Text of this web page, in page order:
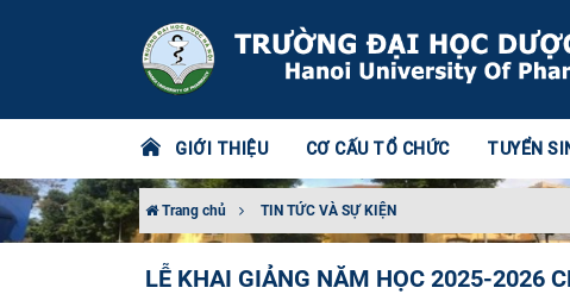
GIỚI THIỆU CƠ CẤU TỔ CHỨC TUYỂN
Trang chủ TIN TỨC VÀ SỰ KIỆN
LỄ KHAI GIẢNG NĂM HỌC 2025-2026